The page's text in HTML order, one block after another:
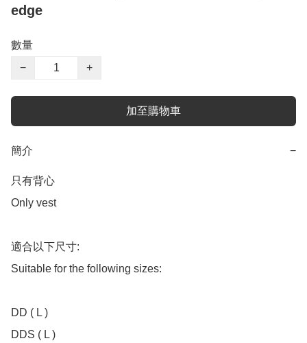
edge
數量
−
+
加至購物車
簡介 −
只有背心
Only vest
適合以下尺寸:
Suitable for the following sizes:
DD ( L )
DDS ( L )